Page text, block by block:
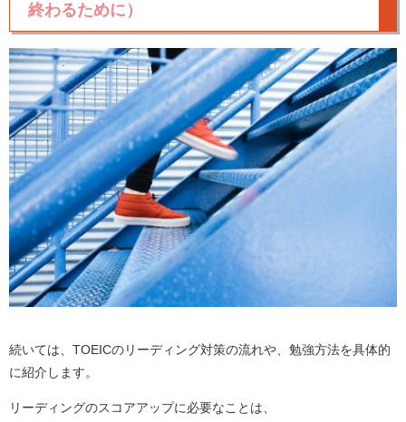
終わるために）
続いては、TOEICのリーディング対策の流れや、勉強方法を具体的
に紹介します。
リーディングのスコアアップに必要なことは、